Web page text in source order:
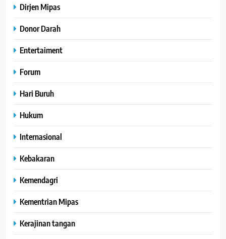
Dirjen Mipas
Donor Darah
Entertaiment
Forum
Hari Buruh
Hukum
Internasional
Kebakaran
Kemendagri
Kementrian Mipas
Kerajinan tangan